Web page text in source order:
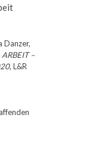
Danzer,
–
, L&R